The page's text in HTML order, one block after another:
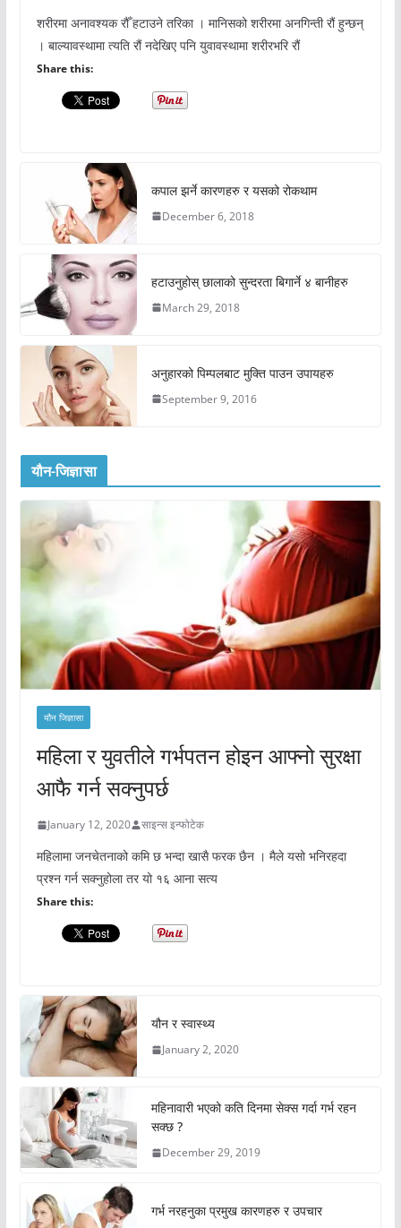
शरीरमा अनावश्यक रौँ हटाउने तरिका । मानिसको शरीरमा अनगिन्ती रौं हुन्छन्
। बाल्यावस्थामा त्यति रौं नदेखिए पनि युवावस्थामा शरीरभरि रौं
Share this:
कपाल झर्ने कारणहरु र यसको रोकथाम
December 6, 2018
हटाउनुहोस् छालाको सुन्दरता बिगार्ने ४ बानीहरु
March 29, 2018
अनुहारको पिम्पलबाट मुक्ति पाउन उपायहरु
September 9, 2016
यौन-जिज्ञासा
यौन जिज्ञासा
महिला र युवतीले गर्भपतन होइन आफ्नो सुरक्षा
आफै गर्न सक्नुपर्छ
January 12, 2020 साइन्स इन्फोटेक
महिलामा जनचेतनाको कमि छ भन्दा खासै फरक छैन । मैले यसो भनिरहदा
प्रश्न गर्न सक्नुहोला तर यो १६ आना सत्य
Share this:
यौन र स्वास्थ्य
January 2, 2020
महिनावारी भएको कति दिनमा सेक्स गर्दा गर्भ रहन
सक्छ ?
December 29, 2019
गर्भ नरहनुका प्रमुख कारणहरु र उपचार